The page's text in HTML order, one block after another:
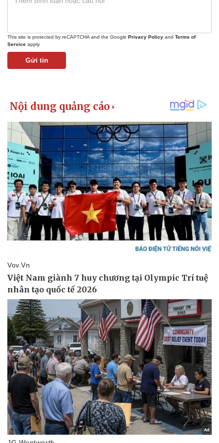
Doanh nghiệp
Thông tin doanh nghiệp
Doanh nghiệp 24h
Doanh nhân
Vì cộng đồng
Công nghệ
Sành điệu
Tin Công nghệ
Trải nghiệm
Chuyển đổi số
This site is protected by reCAPTCHA and the Google Privacy Policy and Terms of
Service apply.
Gửi tin